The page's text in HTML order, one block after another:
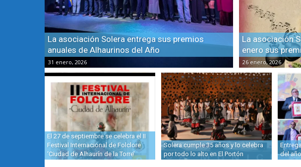
La asociación Solera entrega sus premios
anuales de Alhaurinos del Año
31 enero, 2026
La asociación
enero sus
26 enero, 2026
El 27 de septiembre se celebra el II
Festival Internacional de Folclore
‘Ciudad de Alhaurín de la Torre’
Solera cumple 35 años y lo celebra
por todo lo alto en El Portón
del